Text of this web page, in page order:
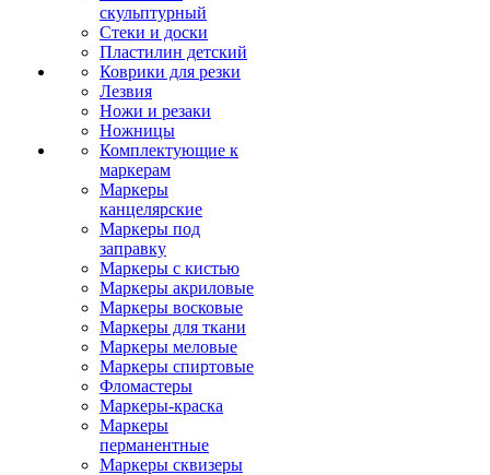
скульптурный
Стеки и доски
Пластилин детский
Коврики для резки
Лезвия
Ножи и резаки
Ножницы
Комплектующие к
маркерам
Маркеры
канцелярские
Маркеры под
заправку
Маркеры с кистью
Маркеры акриловые
Маркеры восковые
Маркеры для ткани
Маркеры меловые
Маркеры спиртовые
Фломастеры
Маркеры-краска
Маркеры
перманентные
Маркеры сквизеры